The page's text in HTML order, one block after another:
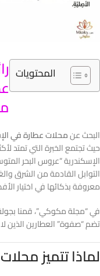
المحتويات
البحث عنمحلات عطارة في
حيث تجتمع الخبرة التي تمتد
الإسكندرية “عروس البحر
التوابل القادمة من الشرق
معروفة بذكائها في اختيار
في “مجلة مكوكي”، قمنا
تضم “صفوة” العطارين الذين
لماذا تتميز